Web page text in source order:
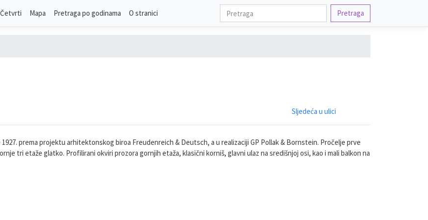
Mapa Pretraga po godinama O stranici Pretraga
Sljedeća u ulici
prema projektu arhitektonskog biroa Freudenreich & Deutsch, a u realizaciji GP Pollak & Bornstein. Pročelje prve
tri etaže glatko. Profilirani okviri prozora gornjih etaža, klasični korniš, glavni ulaz na središnjoj osi, kao i mali balkon na